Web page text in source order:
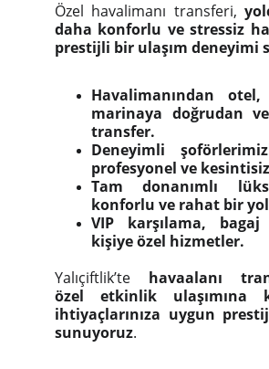
Özel havalimanı transferi,
daha konforlu ve stressiz
prestijli bir ulaşım deneyimi
Havalimanından
marinaya doğrudan
transfer.
Deneyimli
profesyonel ve
Tam donanımlı
konforlu ve rahat bir
VIP karşılama,
kişiye özel hizmetler.
Yalıçiftlik’te havaalanı
özel etkinlik ulaşımına
ihtiyaçlarınıza uygun
sunuyoruz.